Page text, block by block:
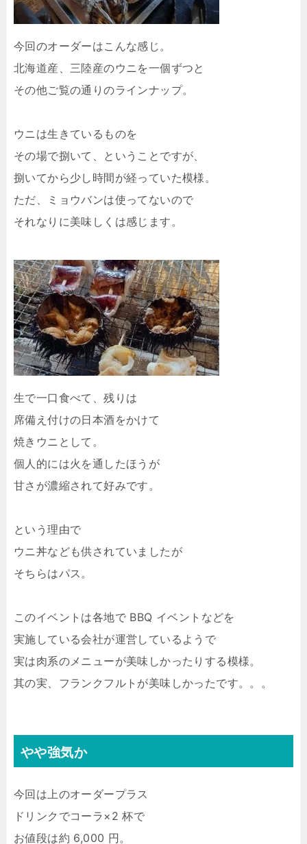
今回のオーダーはこんな感じ。
北海道産、三陸産のウニを一個ずつと
その他ご覧の通りのラインナップ。
ウニは生きているものを
その場で捌いて、ということですが、
捌いてから少し時間が経っていた模様。
ただ、ミョウバンは使ってないので
それなりに美味しくは感じます。
生で一口食べて、残りは
席備え付けの日本酒をかけて
焼きウニとして。
個人的には火を通したほうが
甘さが濃縮されて好みです。
という理由で
ウニ丼なども供されていましたが
そちらはパス。
このイベントは各地で BBQ イベントなどを
実施している会社が運営しているようで
実は肉系のメニューが美味しかったりする模様。
其の実、フランクフルトが美味しかったです。。。
やや強気か
今回は上のオーダープラス
ドリンクでコーラ×2 杯で
お値段は約 6,000 円。